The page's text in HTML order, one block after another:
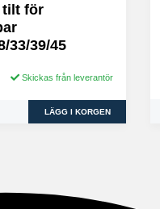
tilt för
33/39/45
Skickas från leverantör